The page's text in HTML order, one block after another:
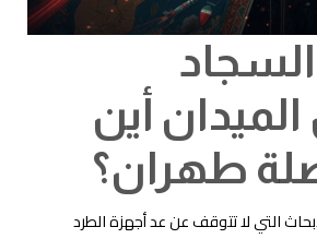
أين
طهران؟
التي لا تتوقف عن عد أجهزة الطرد